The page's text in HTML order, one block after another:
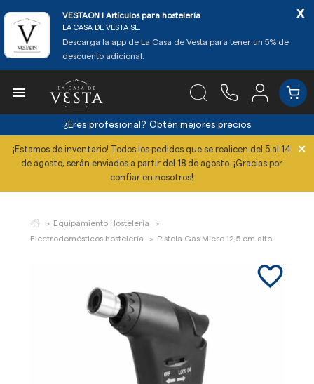
VESTAON l Artículos para hostelería
LA CASA DE VESTA SL.
Descarga la app de La Casa de Vesta para tener un 5% de
descuento adicional.
x

¿Eres profesional? Obtén mejores precios
¡Estamos de inventario! Todos los pedidos que se realicen del 5 al 14
de agosto, serán enviados a partir del 18 de agosto. ¡Gracias por
confiar en nosotros!
×
Equipamiento Hostelería
Electrodomésticos hostelería
Pistola Gas Micro 12,5 cm alto
favorite_border